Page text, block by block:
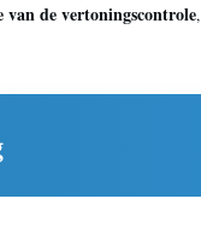
van de vertoningscontrole,